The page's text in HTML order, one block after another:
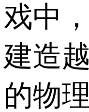
戏中
建造
的物